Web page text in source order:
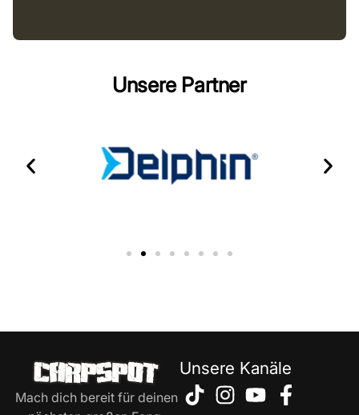
Unsere Partner
Mach dich bereit für deinen
Unsere Kanäle